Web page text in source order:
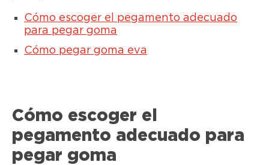
Cómo escoger el pegamento adecuado
para pegar goma
Cómo pegar goma eva
Cómo escoger el
pegamento adecuado para
pegar goma